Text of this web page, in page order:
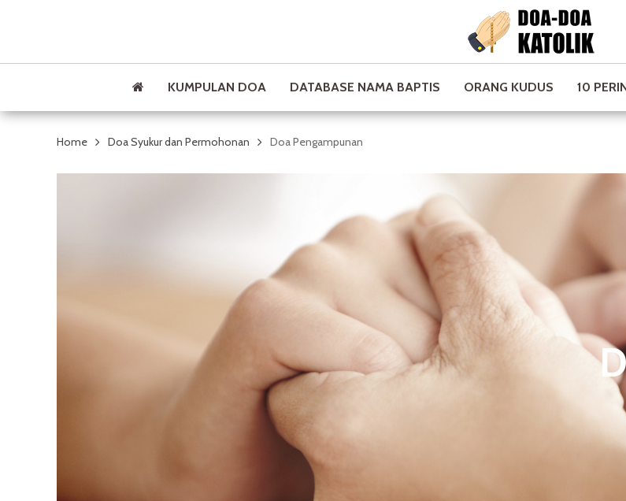
KUMPULAN DOA DATABASE NAMA BAPTIS ORANG KUDUS 10
Home Doa Syukur dan Permohonan Doa Pengampunan